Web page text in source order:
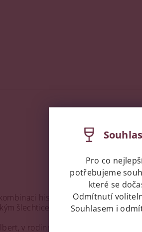
historie a kvality ve světě
šlechticem, rodina de
v rodinné tradici destilací
Pro co
potřebujeme
které se
Odmítnutí
Souhlasem i